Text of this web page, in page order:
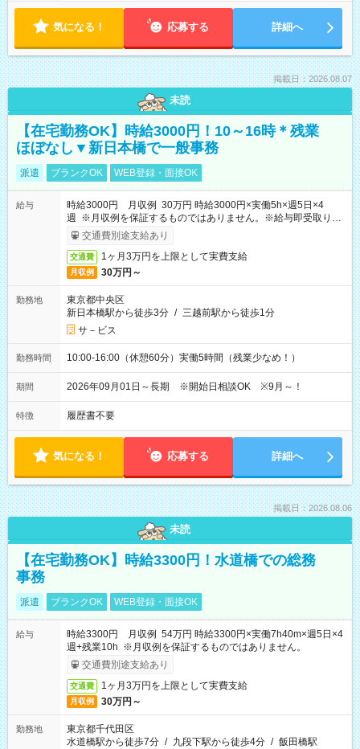
気になる！ 応募する 詳細へ
掲載日：2026.08.07
未読
【在宅勤務OK】時給3000円！10～16時＊残業
ほぼなし▼新日本橋で一般事務
派遣 ブランクOK WEB登録・面接OK
給与
時給3000円 月収例 30万円 時給3000円×実働5h×週5日×4
週 ※月収例を保証するものではありません。※給与即受取りサ
ービス利用可（利用条件有）
交通費別途支給あり
交通費 1ヶ月3万円を上限として実費支給
月収例 30万円～
勤務地
東京都中央区
新日本橋駅から徒歩3分 / 三越前駅から徒歩1分
サ－ビス
勤務時間 10:00-16:00（休憩60分）実働5時間（残業少なめ！）
期間 2026年09月01日～長期 ※開始日相談OK ※9月～！
特徴 履歴書不要
気になる！ 応募する 詳細へ
掲載日：2026.08.06
未読
【在宅勤務OK】時給3300円！水道橋での総務
事務
派遣 ブランクOK WEB登録・面接OK
給与
時給3300円 月収例 54万円 時給3300円×実働7h40m×週5日×4
週+残業10h ※月収例を保証するものではありません。
交通費別途支給あり
交通費 1ヶ月3万円を上限として実費支給
月収例 30万円～
勤務地
東京都千代田区
水道橋駅から徒歩7分 / 九段下駅から徒歩4分 / 飯田橋駅